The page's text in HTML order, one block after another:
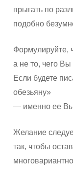
прыгать по
подобно
а не то, чего Вы
Если будете
обезьяну»
— именно ее Вы
Желание
так, чтобы